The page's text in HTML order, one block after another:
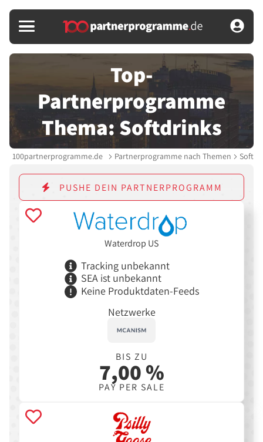
Top-
Partnerprogramme
Thema: Softdrinks
100partnerprogramme.de Partnerprogramme nach Themen
PUSHE DEIN PARTNERPROGRAMM
Waterdrop US
Tracking unbekannt
SEA ist unbekannt
Keine Produktdaten-Feeds
Netzwerke
BIS ZU
7,00 %
PAY PER SALE